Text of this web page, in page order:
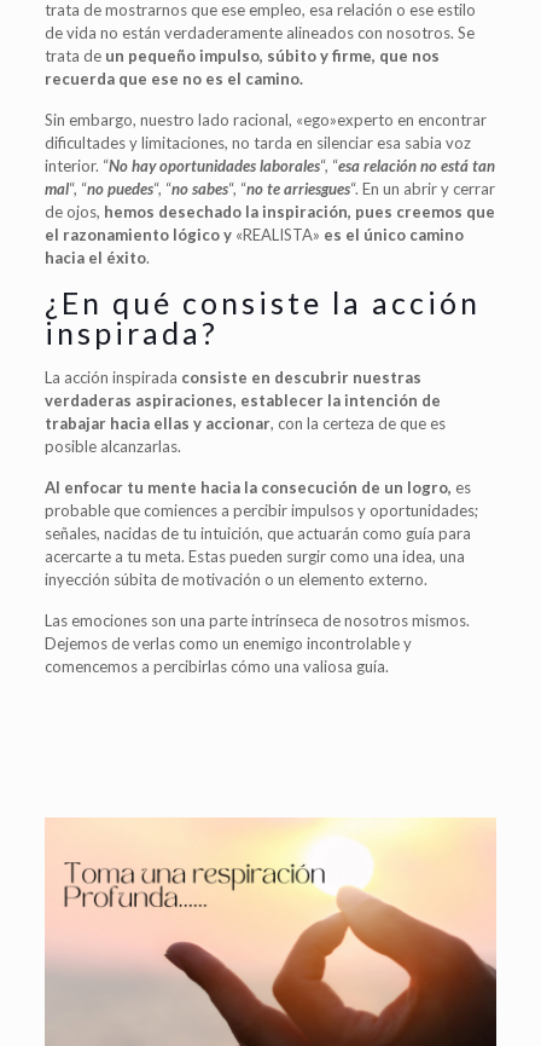
trata de mostrarnos que ese empleo, esa relación o ese estilo
de vida no están verdaderamente alineados con nosotros. Se
trata de un pequeño impulso, súbito y firme, que nos
recuerda que ese no es el camino.
Sin embargo, nuestro lado racional, «ego»experto en encontrar
dificultades y limitaciones, no tarda en silenciar esa sabia voz
interior. “No hay oportunidades laborales“, “esa relación no está tan
mal“, “no puedes“, “no sabes“, “no te arriesgues“. En un abrir y cerrar
de ojos, hemos desechado la inspiración, pues creemos que
el razonamiento lógico y«REALISTA» es el único camino
hacia el éxito.
¿En qué consiste la acción
inspirada?
La acción inspirada consiste en descubrir nuestras
verdaderas aspiraciones, establecer la intención de
trabajar hacia ellas y accionar, con la certeza de que es
posible alcanzarlas.
Al enfocar tu mente hacia la consecución de un logro, es
probable que comiences a percibir impulsos y oportunidades;
señales, nacidas de tu intuición, que actuarán como guía para
acercarte a tu meta. Estas pueden surgir como una idea, una
inyección súbita de motivación o un elemento externo.
Las emociones son una parte intrínseca de nosotros mismos.
Dejemos de verlas como un enemigo incontrolable y
comencemos a percibirlas cómo una valiosa guía.